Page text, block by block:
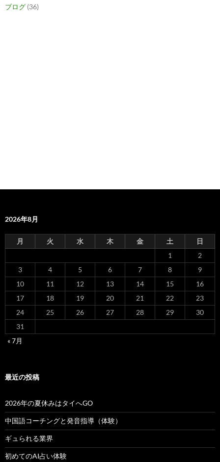
ブログ (36)
2026年8月
月 火 水 木 金 土
日
1
2
3
4 5 6 7 8
9
10
11 12 13 14 15
16
17
18 19 20 21 22
23
24
25 26 27 28 29
30
31
« 7月
最近の投稿
2026年の夏休みはタイへGO
中国語コーチングと発音指導（体験）
ギュられる業界
初めてのAI占い体験